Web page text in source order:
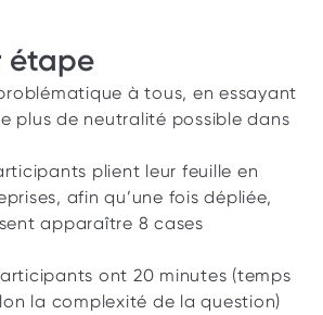
étape
à tous, en essayant
plus de neutralité possible dans
plient leur feuille en
afin qu’une fois dépliée,
apparaître 8 cases
ont 20 minutes (temps
la complexité de la question)